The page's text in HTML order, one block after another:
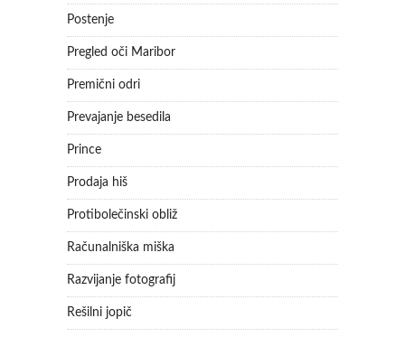
Postenje
Pregled oči Maribor
Premični odri
Prevajanje besedila
Prince
Prodaja hiš
Protibolečinski obliž
Računalniška miška
Razvijanje fotografij
Rešilni jopič